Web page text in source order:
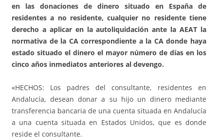
en las donaciones de dinero situado en España de
residentes a no residente, cualquier no residente tiene
derecho a aplicar en la autoliquidación ante la AEAT la
normativa de la CA correspondiente a la CA donde haya
estado situado el dinero el mayor número de días en los
cinco años inmediatos anteriores al devengo.
«HECHOS: Los padres del consultante, residentes en
Andalucía, desean donar a su hijo un dinero mediante
transferencia bancaria de una cuenta situada en Andalucía
a una cuenta situada en Estados Unidos, que es donde
reside el consultante.